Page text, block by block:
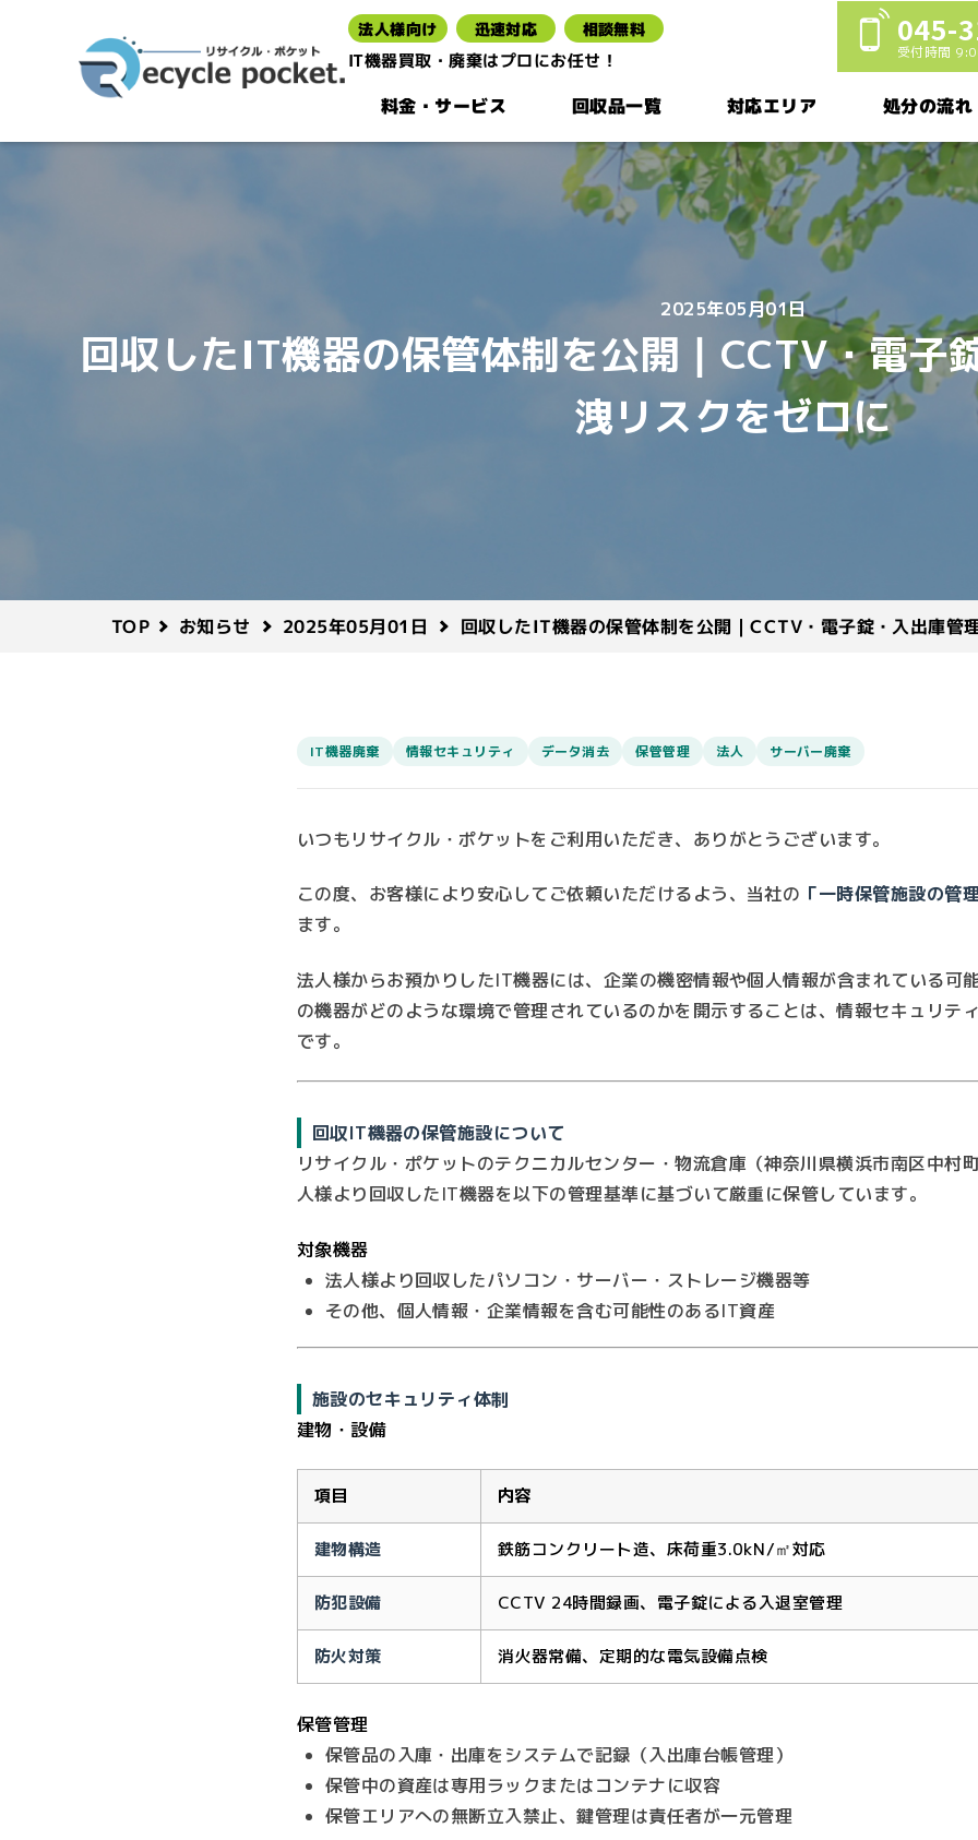
法人様向け 迅速対応 相談無料
IT機器買取・廃棄はプロにお任せ！
045-
受付時間
料金・サービス 回収品一覧 対応エリア 処分の流れ
2025年05月01日
回収したIT機器の保管体制を公開｜CCTV・電子
洩リスクをゼロに
TOP お知らせ 2025年05月01日 回収したIT機器の保管体制を公開｜CCTV・電子錠・入出庫管
IT機器廃棄 情報セキュリティ データ消去 保管管理 法人 サーバー廃棄
いつもリサイクル・ポケットをご利用いただき、ありがとうございます。
この度、お客様により安心してご依頼いただけるよう、当社の 「一時保管施設の管
ます。
法人様からお預かりしたIT機器には、企業の機密情報や個人情報が含まれている可
の機器がどのような環境で管理されているのかを開示することは、情報セキュリテ
です。
回収IT機器の保管施設について
リサイクル・ポケットのテクニカルセンター・物流倉庫（神奈川県横浜市南区中村
人様より回収したIT機器を以下の管理基準に基づいて厳重に保管しています。
対象機器
法人様より回収したパソコン・サーバー・ストレージ機器等
その他、個人情報・企業情報を含む可能性のあるIT資産
施設のセキュリティ体制
建物・設備
項目 内容
建物構造 鉄筋コンクリート造、床荷重3.0kN/㎡対応
防犯設備 CCTV 24時間録画、電子錠による入退室管理
防火対策 消火器常備、定期的な電気設備点検
保管管理
保管品の入庫・出庫をシステムで記録（入出庫台帳管理）
保管中の資産は専用ラックまたはコンテナに収容
保管エリアへの無断立入禁止、鍵管理は責任者が一元管理